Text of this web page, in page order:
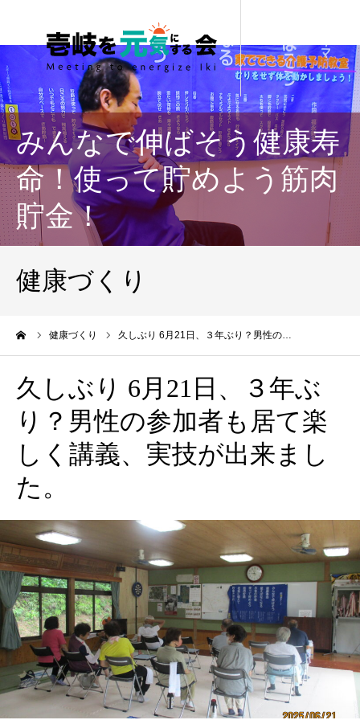
みんなで伸ばそう健康寿
命！使って貯めよう筋肉
貯金！
健康づくり
健康づくり 久しぶり 6月21日、３年ぶり？男性の…
久しぶり 6月21日、３年ぶ
り？男性の参加者も居て楽
しく講義、実技が出来まし
た。